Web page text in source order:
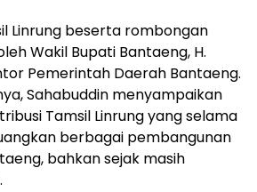
Linrung beserta rombongan
Wakil Bupati Bantaeng, H.
Pemerintah Daerah Bantaeng.
Sahabuddin menyampaikan
Tamsil Linrung yang selama
berbagai pembangunan
bahkan sejak masih